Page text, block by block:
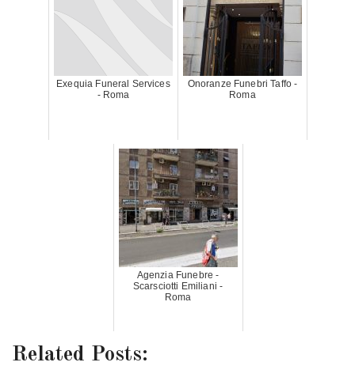
Exequia Funeral Services
- Roma
Onoranze Funebri Taffo -
Roma
Agenzia Funebre -
Scarsciotti Emiliani -
Roma
Related Posts: